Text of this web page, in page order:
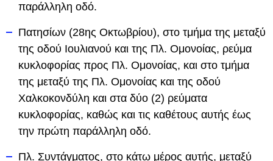
παράλληλη οδό.
Πατησίων (28ης Οκτωβρίου), στο τμήμα της μεταξύ
της οδού Ιουλιανού και της Πλ. Ομονοίας, ρεύμα
κυκλοφορίας προς Πλ. Ομονοίας, και στο τμήμα
της μεταξύ της Πλ. Ομονοίας και της οδού
Χαλκοκονδύλη και στα δύο (2) ρεύματα
κυκλοφορίας, καθώς και τις καθέτους αυτής έως
την πρώτη παράλληλη οδό.
Πλ. Συντάγματος, στο κάτω μέρος αυτής, μεταξύ